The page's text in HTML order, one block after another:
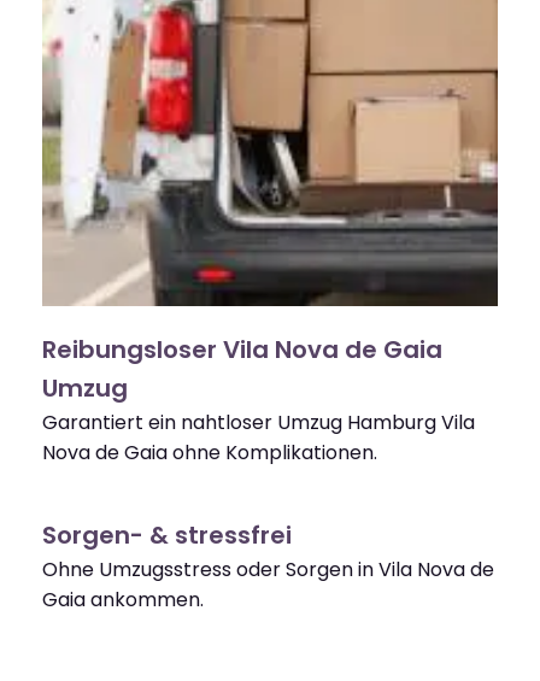
Reibungsloser Vila Nova de Gaia
Umzug
Garantiert ein nahtloser Umzug Hamburg Vila
Nova de Gaia ohne Komplikationen.
Sorgen- & stressfrei
Ohne Umzugsstress oder Sorgen in Vila Nova de
Gaia ankommen.